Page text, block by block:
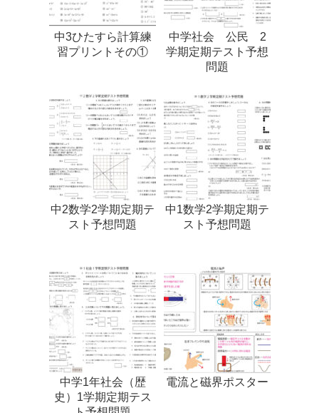
中3ひたすら計算練
習プリントその①
中学社会 公民 2
学期定期テスト予想
問題
中2数学2学期定期テ
スト予想問題
中1数学2学期定期テ
スト予想問題
中学1年社会（歴
史）1学期定期テス
電流と磁界ポスター